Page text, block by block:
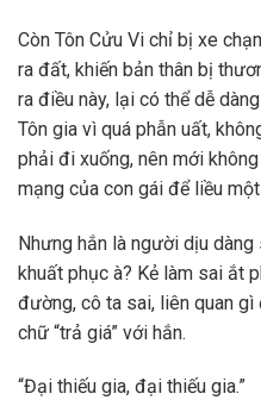
Còn Tôn Cửu Vi chỉ bị xe
ra đất, khiến bản thân bị
ra điều này, lại có thể dễ
Tôn gia vì quá phẫn uất,
phải đi xuống, nên mới
mạng của con gái để liều
Nhưng hắn là người dịu dàng
khuất phục à? Kẻ làm sai ắt
đường, cô ta sai, liên quan gì
chữ “trả giá” với hắn.
“Đại thiếu gia, đại thiếu gia.”